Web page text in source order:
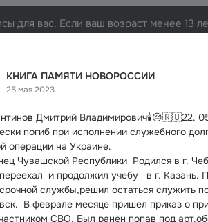
КНИГА ПАМЯТИ НОВОРОССИИ
25 мая 2023
Дмитрий Владимирович🕯😔🇷🇺22.
погиб при исполнении служебного
операции на Украине.
Чувашской Республики  Родился в г.
и продолжил учебу   в г.
службы,решил остаться служить
В феврале месяце пришёл приказ о
СВО. Был ранен попав под
для вас. Если ваш возраст менее 13